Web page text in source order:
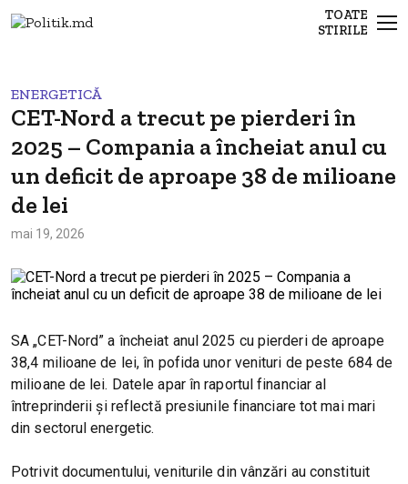
TOATE
STIRILE
ENERGETICĂ
CET-Nord a trecut pe pierderi în
2025 – Compania a încheiat anul cu
un deficit de aproape 38 de milioane
de lei
mai 19, 2026
SA „CET-Nord” a încheiat anul 2025 cu pierderi de aproape
38,4 milioane de lei, în pofida unor venituri de peste 684 de
milioane de lei. Datele apar în raportul financiar al
întreprinderii și reflectă presiunile financiare tot mai mari
din sectorul energetic.
Potrivit documentului, veniturile din vânzări au constituit